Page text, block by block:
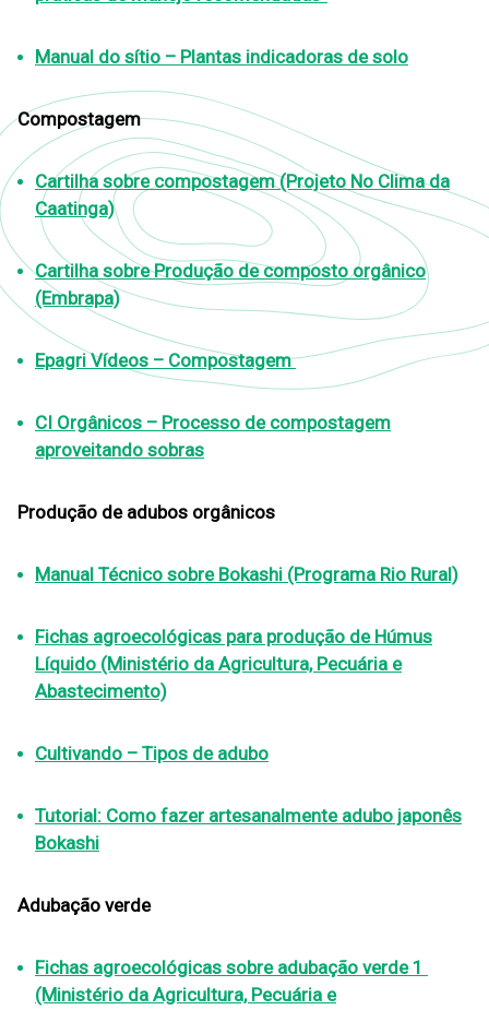
Manual do sítio – Plantas indicadoras de solo
Compostagem
Cartilha sobre compostagem (Projeto No Clima da
Caatinga)
Cartilha sobre Produção de composto orgânico
(Embrapa)
Epagri Vídeos – Compostagem
CI Orgânicos – Processo de compostagem
aproveitando sobras
Produção de adubos orgânicos
Manual Técnico sobre Bokashi (Programa Rio Rural)
Fichas agroecológicas para produção de Húmus
Líquido (Ministério da Agricultura, Pecuária e
Abastecimento)
Cultivando – Tipos de adubo
Tutorial: Como fazer artesanalmente adubo japonês
Bokashi
Adubação verde
Fichas agroecológicas sobre adubação verde 1
(Ministério da Agricultura, Pecuária e